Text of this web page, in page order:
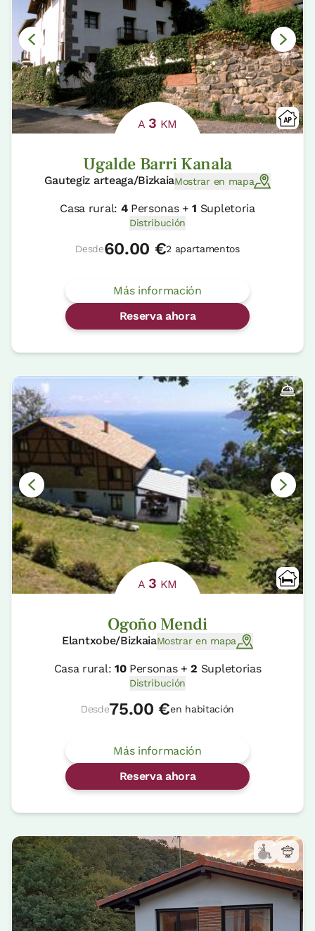
A 3 KM
Ugalde Barri Kanala
Gautegiz arteaga/BizkaiaMostrar en mapa
Casa rural: 4Personas +1 Supletoria
Distribución
Desde60.00 €2 apartamentos
Más información
Reserva ahora
A 3 KM
Ogoño Mendi
Elantxobe/BizkaiaMostrar en mapa
Casa rural: 10Personas +2 Supletorias
Distribución
Desde75.00 €en habitación
Más información
Reserva ahora